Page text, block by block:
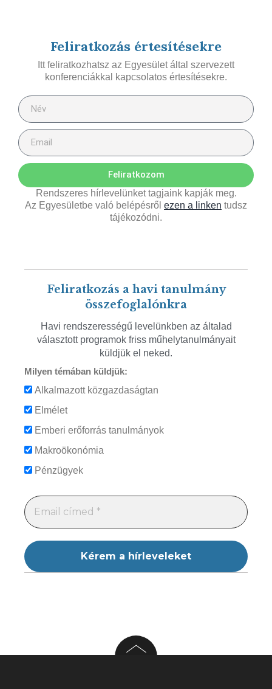
Feliratkozás értesítésekre
Itt feliratkozhatsz az Egyesület által szervezett
konferenciákkal kapcsolatos értesítésekre.
Feliratkozom
Rendszeres hírlevelünket tagjaink kapják meg.
Az Egyesületbe való belépésről ezen a linken tudsz
tájékozódni.
Feliratkozás a havi tanulmány
összefoglalónkra
Havi rendszerességű levelünkben az általad
választott programok friss műhelytanulmányait
küldjük el neked.
Milyen témában küldjük:
Alkalmazott közgazdaságtan
Elmélet
Emberi erőforrás tanulmányok
Makroökonómia
Pénzügyek